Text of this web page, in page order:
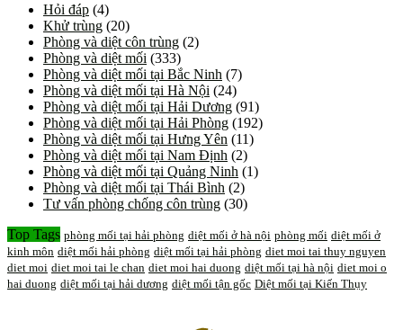
Hỏi đáp (4)
Khử trùng (20)
Phòng và diệt côn trùng (2)
Phòng và diệt mối (333)
Phòng và diệt mối tại Bắc Ninh (7)
Phòng và diệt mối tại Hà Nội (24)
Phòng và diệt mối tại Hải Dương (91)
Phòng và diệt mối tại Hải Phòng (192)
Phòng và diệt mối tại Hưng Yên (11)
Phòng và diệt mối tại Nam Định (2)
Phòng và diệt mối tại Quảng Ninh (1)
Phòng và diệt mối tại Thái Bình (2)
Tư vấn phòng chống côn trùng (30)
Top Tags phòng mối tại hải phòng diệt mối ở hà nội phòng mối diệt mối ở
kinh môn diệt mối hải phòng diệt mối tại hải phòng diet moi tai thuy nguyen
diet moi diet moi tai le chan diet moi hai duong diệt mối tại hà nội diet moi o
hai duong diệt mối tại hải dương diệt mối tận gốc Diệt mối tại Kiến Thụy